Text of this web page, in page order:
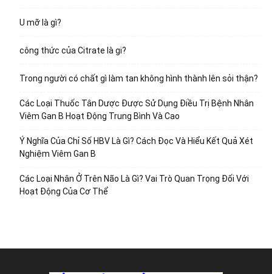
U mỡ là gì?
công thức của Citrate là gi?
Trong người có chất gì làm tan không hình thành lên sỏi thận?
Các Loại Thuốc Tân Dược Được Sử Dụng Điều Trị Bệnh Nhân
Viêm Gan B Hoạt Động Trung Bình Và Cao
Ý Nghĩa Của Chỉ Số HBV Là Gì? Cách Đọc Và Hiểu Kết Quả Xét
Nghiệm Viêm Gan B
Các Loại Nhân Ở Trên Não Là Gì? Vai Trò Quan Trọng Đối Với
Hoạt Động Của Cơ Thể